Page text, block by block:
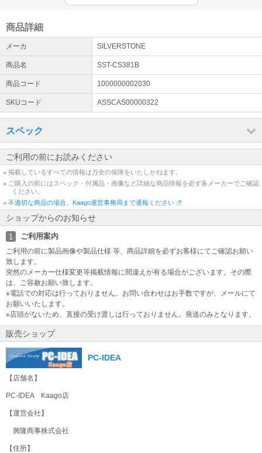
7月28日(火）に発生した地震の影響により、九州地域への配達遅延
が発生しております。 詳細はヤマト運輸HPにてご確認ください→ h
ttps://www.yamato-hd.co.jp
営業時間について
土日祝日休業。出荷は営業日の午後2時まで（銀行振込のご注文はお
昼1時着金分まで）当日出荷いたします。お問合せ回答は1-2営業日
かかる場合がございます。
適格請求書（インボイス）について
納品書、請求書、領収書がインボイス対応様式です。特にご指定が
ない場合は納品書(兼インボイス)を商品に同封いたします。 [登録番
号：T3010001068958 興隆商事株式会社]
領収書について
出荷完了メールに領収書発行用のURLリンクが記載されています。
そちらのリンクよりご発行ください。※代金引換のご注文は対象外と
なります。お支払時に運送会社より発行となります。
商品不具合のお問合せについて
不具合等のご連絡をいただく際に、症状、商品のSN（シリアルナン
バー）、PCの構成を併せてご連絡をお願いいたします。
商品詳細
メーカ SILVERSTONE
商品名 SST-CS381B
商品コード 1000000002030
SKUコード ASSCAS00000322
スペック
ご利用の前にお読みください
※ 掲載しているすべての情報は万全の保障をいたしかねます。
※ ご購入の前にはスペック・付属品・画像など詳細な商品情報を必ず各メーカーでご確認
ください。
※ 不適切な商品の場合、Kaago運営事務局まで通報ください
ショップからのお知らせ
1 ご利用案内
ご利用の前に製品画像や製品仕様 等、商品詳細を必ずお客様にてご確認お願い
致します。
突然のメーカー仕様変更等掲載情報に間違えが有る場合がございます。その際
は、ご容赦お願い致します。
※電話での対応は行っておりません。お問い合わせはお手数ですが、メールにて
お願いいたします。
※店頭がないため、直接の受け渡しは行っておりません。発送のみとなります。
販売ショップ
PC-IDEA
【店舗名】
PC-IDEA Kaago店
【運営会社】
興隆商事株式会社
【住所】